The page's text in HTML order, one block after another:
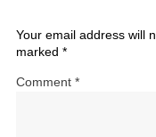
Your email address will
marked *
Comment *